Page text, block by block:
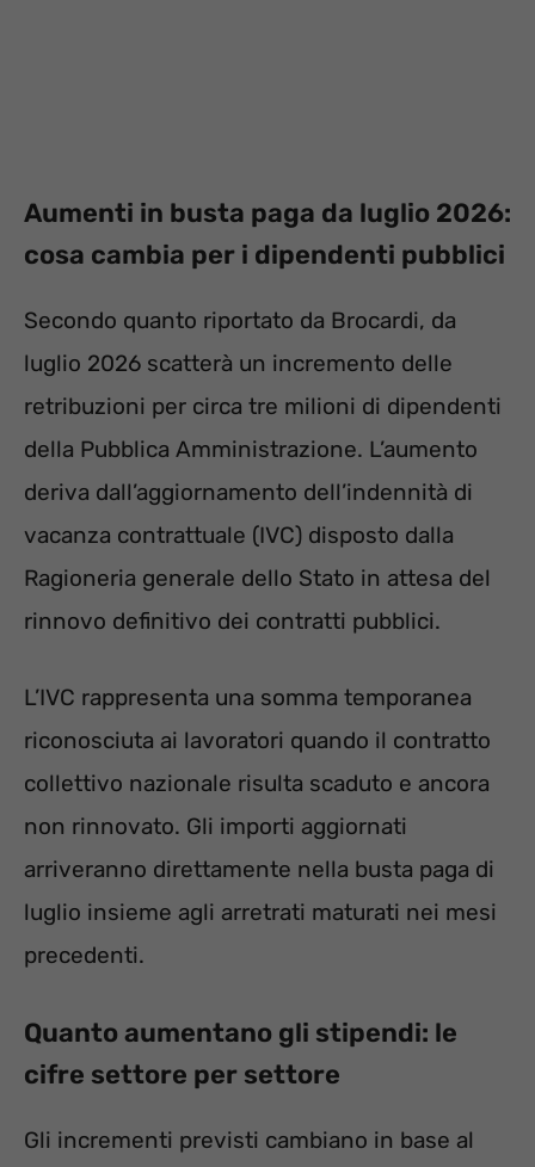
Aumenti in busta paga da luglio 2026:
cosa cambia per i dipendenti pubblici
Secondo quanto riportato da Brocardi, da
luglio 2026 scatterà un incremento delle
retribuzioni per circa tre milioni di dipendenti
della Pubblica Amministrazione. L’aumento
deriva dall’aggiornamento dell’indennità di
vacanza contrattuale (IVC) disposto dalla
Ragioneria generale dello Stato in attesa del
rinnovo definitivo dei contratti pubblici.
L’IVC rappresenta una somma temporanea
riconosciuta ai lavoratori quando il contratto
collettivo nazionale risulta scaduto e ancora
non rinnovato. Gli importi aggiornati
arriveranno direttamente nella busta paga di
luglio insieme agli arretrati maturati nei mesi
precedenti.
Quanto aumentano gli stipendi: le
cifre settore per settore
Gli incrementi previsti cambiano in base al